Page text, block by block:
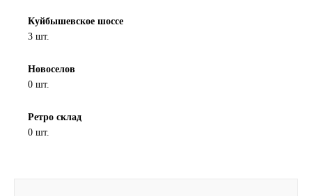
Petro Canada
REPSOL
SINTEC
Куйбышевское шоссе
3 шт.
Новоселов
0 шт.
Ретро склад
0 шт.